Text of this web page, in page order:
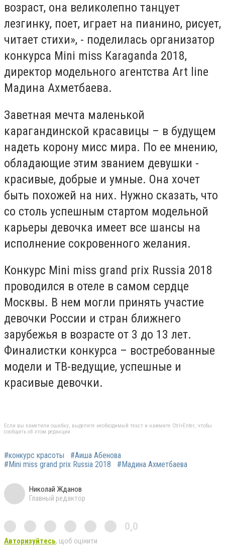
возраст, она великолепно танцует
лезгинку, поет, играет на пианино, рисует,
читает стихи», - поделилась организатор
конкурса Mini miss Karaganda 2018,
директор модельного агентства Art line
Мадина Ахметбаева.
Заветная мечта маленькой
карагандинской красавицы – в будущем
надеть корону мисс мира. По ее мнению,
обладающие этим званием девушки -
красивые, добрые и умные. Она хочет
быть похожей на них. Нужно сказать, что
со столь успешным стартом модельной
карьеры девочка имеет все шансы на
исполнение сокровенного желания.
Конкурс Mini miss grand prix Russia 2018
проводился в отеле в самом сердце
Москвы. В нем могли принять участие
девочки России и стран ближнего
зарубежья в возрасте от 3 до 13 лет.
Финалистки конкурса – востребованные
модели и ТВ-ведущие, успешные и
красивые девочки.
Если вы заметили ошибку, выделите необходимый текст и нажмите Ctrl+Enter, чтобы
сообщить об этом редакции
#конкурс красоты
#Аиша Абенова
#Mini miss grand prix Russia 2018
#Мадина Ахметбаева
Николай Жданов
Главный редактор
0,0
Авторизуйтесь, щоб оцінити